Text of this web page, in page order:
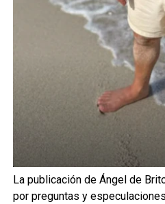
La publicación de Ángel de
por preguntas y